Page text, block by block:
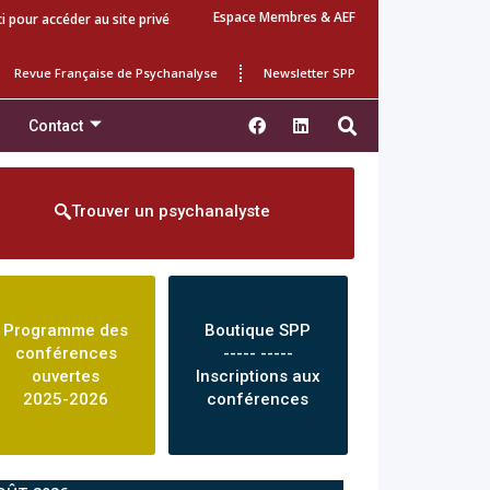
pour accéder au site privé Espace Membres & AEF
Revue Française de Psychanalyse Newsletter SPP
Contact
Trouver un psychanalyste
Programme des
conférences
ouvertes
2025-2026
Boutique SPP
----- -----
Inscriptions aux
conférences